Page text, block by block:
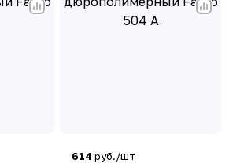
614 руб./шт